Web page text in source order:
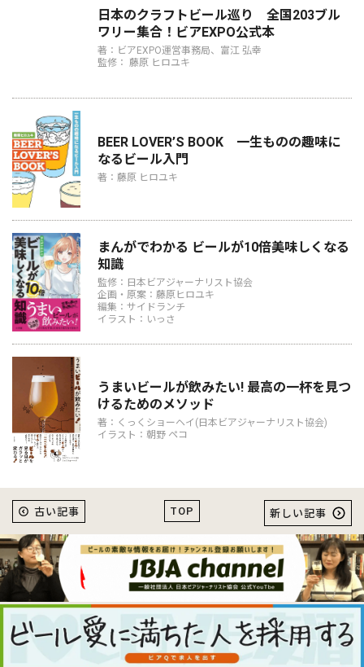
日本のクラフトビール巡り 全国203ブル
ワリー集合！ビアEXPO公式本
著：ビアEXPO運営事務局、富江 弘幸
監修： 藤原 ヒロユキ
BEER LOVER’S BOOK 一生ものの趣味に
なるビール入門
著：藤原 ヒロユキ
まんがでわかる ビールが10倍美味しくなる
知識
監修：日本ビアジャーナリスト協会
企画・原案：藤原ヒロユキ
編集：サイドランチ
イラスト：いっさ
うまいビールが飲みたい! 最高の一杯を見つ
けるためのメソッド
著：くっくショーヘイ(日本ビアジャーナリスト協会)
イラスト：朝野 ペコ
TOP
古い記事 新しい記事